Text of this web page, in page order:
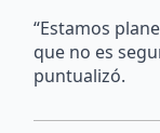
“Estamos
que no es
puntualizó.